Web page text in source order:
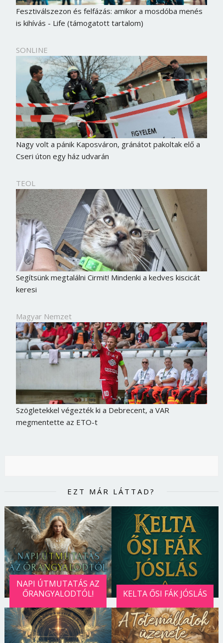
Fesztiválszezon és felfázás: amikor a mosdóba menés
is kihívás - Life (támogatott tartalom)
SONLINE
Nagy volt a pánik Kaposváron, gránátot pakoltak elő a
Cseri úton egy ház udvarán
TEOL
Segítsünk megtalálni Cirmit! Mindenki a kedves kiscicát
keresi
Magyar Nemzet
Szögletekkel végezték ki a Debrecent, a VAR
megmentette az ETO-t
EZT MÁR LÁTTAD?
NAPI ÚTMUTATÁS AZ
ŐRANGYALODTÓL!
KELTA ŐSI FÁK JÓSLÁS